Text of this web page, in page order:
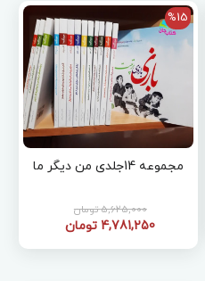
%15
مجموعه 14جلدی من دیگر ما
5,625,000 تومان
4,781,250 تومان